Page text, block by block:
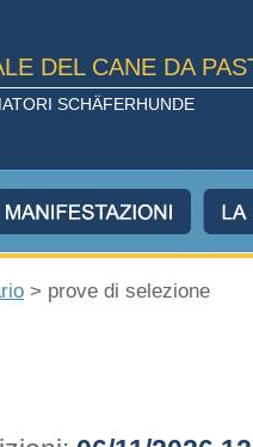
DEL CANE DA
SCHÄFERHUNDE
> prove di selezione